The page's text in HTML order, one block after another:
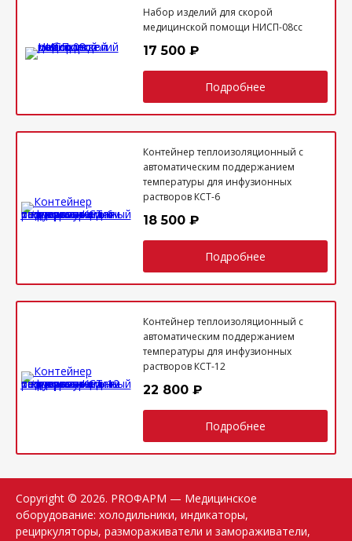
Набор изделий для скорой
медицинской помощи НИСП-08сс
17 500 ₽
Подробнее
Контейнер теплоизоляционный с
автоматическим поддержанием
температуры для инфузионных
растворов КСТ-6
18 500 ₽
Подробнее
Контейнер теплоизоляционный с
автоматическим поддержанием
температуры для инфузионных
растворов КСТ-12
22 800 ₽
Подробнее
Copyright © 2026. PROФАРМ — Медицинское
оборудование: холодильники, индикаторы,
рециркуляторы, размораживатели и замораживатели,